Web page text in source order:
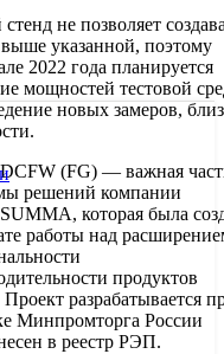
не позволяет
выше указанной, поэтому
2022 года планируется
мощностей тестовой
новых замеров,
(FG) — важная
решений компании
которая была
работы над
продуктов
Проект разрабатывается
Минпромторга России
в реестр РЭП.